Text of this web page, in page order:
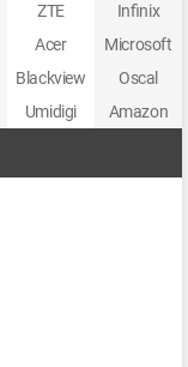
ZTE
Infinix
Acer
Microsoft
Blackview
Oscal
Umidigi Amazon